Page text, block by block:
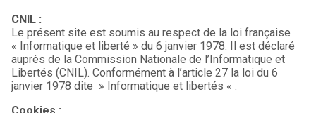
CNIL :
Le présent site est soumis au respect de la loi française
« Informatique et liberté » du 6 janvier 1978. Il est déclaré
auprès de la Commission Nationale de l’Informatique et
Libertés (CNIL). Conformément à l’article 27 la loi du 6
janvier 1978 dite » Informatique et libertés « .